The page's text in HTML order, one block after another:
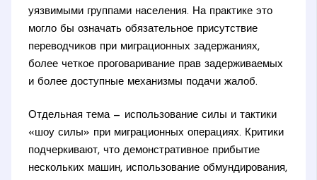
уязвимыми группами населения. На практике это
могло бы означать обязательное присутствие
переводчиков при миграционных задержаниях,
более четкое проговаривание прав задерживаемых
и более доступные механизмы подачи жалоб.
Отдельная тема — использование силы и тактики
«шоу силы» при миграционных операциях. Критики
подчеркивают, что демонстративное прибытие
нескольких машин, использование обмундирования,